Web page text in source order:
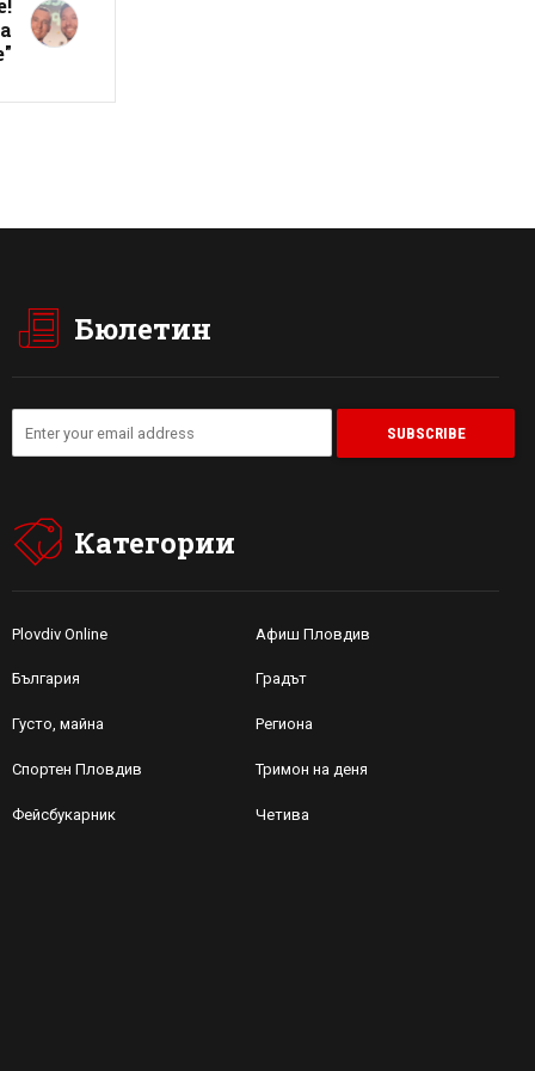
Бюлетин
Категории
Plovdiv Online Афиш Пловдив
България Градът
Густо, майна Региона
Спортен Пловдив Тримон на деня
Фейсбукарник Четива